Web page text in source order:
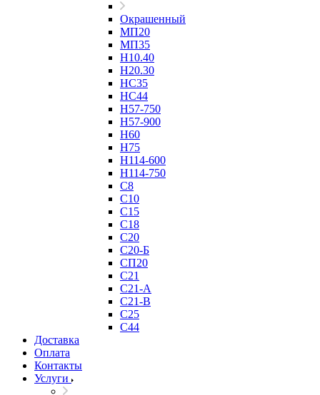
Окрашенный
МП20
МП35
Н10.40
Н20.30
НС35
НС44
Н57-750
Н57-900
Н60
Н75
Н114-600
Н114-750
С8
С10
С15
С18
С20
С20-Б
СП20
С21
С21-А
С21-В
С25
С44
Доставка
Оплата
Контакты
Услуги